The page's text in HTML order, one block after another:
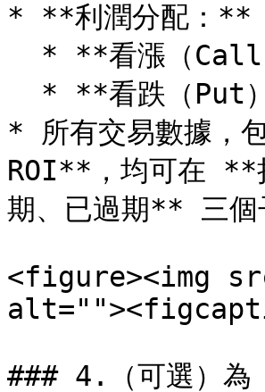
* **利潤分配：**
* 所有交易數據，
ROI**，均可在 **
期、已過期** 三個
<figure><img
### 4.（可選）為